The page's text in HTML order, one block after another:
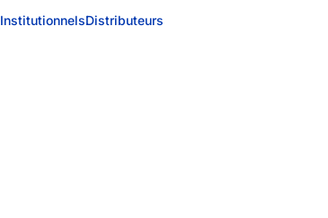
InstitutionnelsDistributeurs